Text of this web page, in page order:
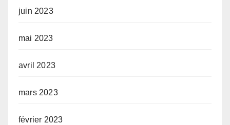
juin 2023
mai 2023
avril 2023
mars 2023
février 2023